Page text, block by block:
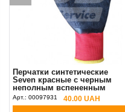
Перчатки синтетические
Seven красные с черным
неполным вспененным
латексным покрытием 10
(XL)
Арт.: 00097931 40.00 UAH